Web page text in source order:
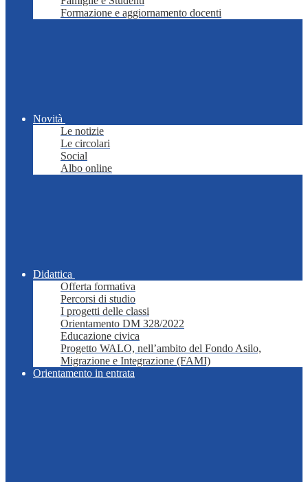
Formazione e aggiornamento docenti
Novità
Le notizie
Le circolari
Social
Albo online
Didattica
Offerta formativa
Percorsi di studio
I progetti delle classi
Orientamento DM 328/2022
Educazione civica
Progetto WALO, nell’ambito del Fondo Asilo,
Migrazione e Integrazione (FAMI)
Orientamento in entrata